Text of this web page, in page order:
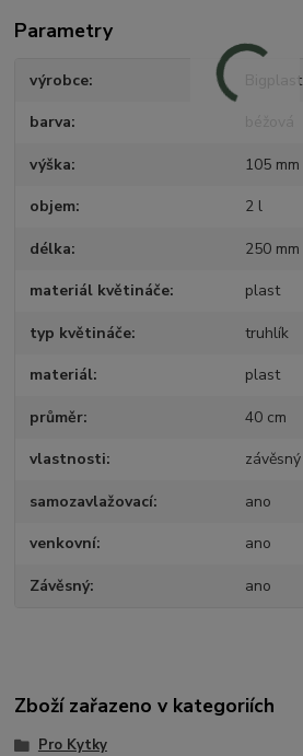
Parametry
výrobce Bigplast
barva
výška 105 mm
objem 2 l
délka 250 mm
materiál květináče plast
typ květináče truhlík
materiál plast
průměr 40 cm
vlastnosti závěsný
samozavlažovací ano
venkovní ano
Závěsný ano
Zboží zařazeno v kategoriích
Pro Kytky